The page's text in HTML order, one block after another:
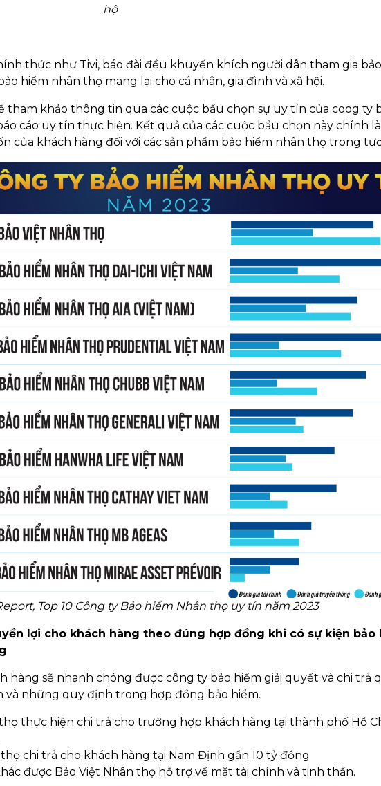
hộ
thức như Tivi, báo đài đều khuyến khích người dân tham gia
hiểm nhân thọ mang lại cho cá nhân, gia đình và xã hội.
tham khảo thông tin qua các cuộc bầu chọn sự uy tín của coog ty
cáo uy tín thực hiện. Kết quả của các cuộc bầu chọn này chính
của khách hàng đối với các sản phẩm bảo hiểm nhân thọ trong
Top 10 Công ty Bảo hiểm Nhân thọ uy tín năm 2023
lợi cho khách hàng theo đúng hợp đồng khi có sự kiện bảo
hàng sẽ nhanh chóng được công ty bảo hiểm giải quyết và chi trả
và những quy định trong hợp đồng bảo hiểm.
thọ thực hiện chi trả cho trường hợp khách hàng tại thành phố Hồ
chi trả cho khách hàng tại Nam Định gần 10 tỷ đồng
được Bảo Việt Nhân thọ hỗ trợ về mặt tài chính và tinh thần.